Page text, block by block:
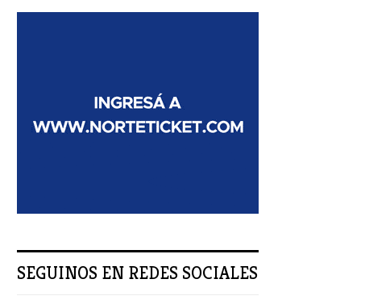
A
SEGUINOS EN REDES SOCIALES